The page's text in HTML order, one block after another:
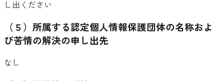
し出ください
（５）所属する認定個人情報保護団体の名称およ
び苦情の解決の申し出先
なし